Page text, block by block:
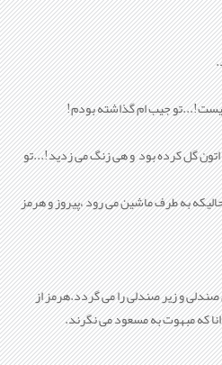
جيب ام گذاشته بودم!
گل کرده بود و هی زنگ می زديد!...تو
به طرف ماشين می رود ،پيروز و هرمز
و زير صندلی را می گردد.هرمز از
که مبهوت به مسعود می نگرند.